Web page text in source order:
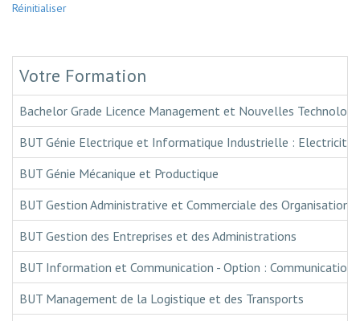
Réinitialiser
Votre Formation
Bachelor Grade Licence Management et Nouvelles
BUT Génie Electrique et Informatique Industrielle : Electricité
BUT Génie Mécanique et Productique
BUT Gestion Administrative et Commerciale des Organisations
BUT Gestion des Entreprises et des Administrations
BUT Information et Communication - Option : Communication
BUT Management de la Logistique et des Transports